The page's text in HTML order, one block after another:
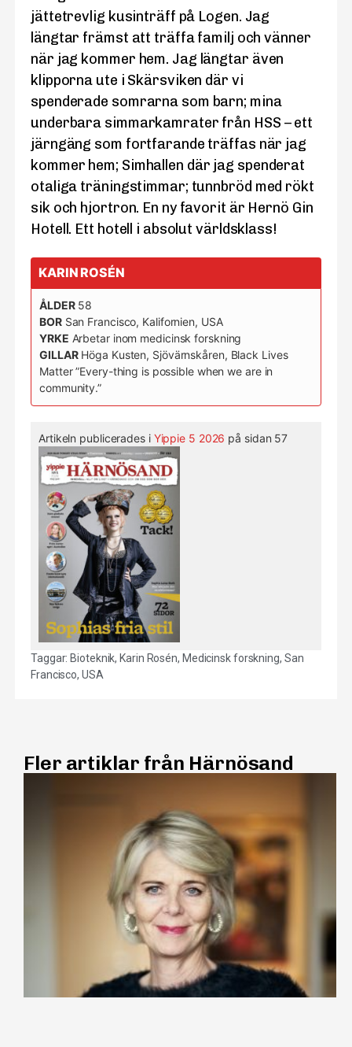
jättetrevlig kusinträff på Logen. Jag
längtar främst att träffa familj och vänner
när jag kommer hem. Jag längtar även
klipporna ute i Skärsviken där vi
spenderade somrarna som barn; mina
underbara simmarkamrater från HSS – ett
järngäng som fortfarande träffas när jag
kommer hem; Simhallen där jag spenderat
otaliga träningstimmar; tunnbröd med rökt
sik och hjortron. En ny favorit är Hernö Gin
Hotell. Ett hotell i absolut världsklass!
KARIN ROSÉN
ÅLDER58
BORSan Francisco, Kalifornien, USA
YRKE Arbetar inom medicinsk forskning
GILLARHöga Kusten, Sjövärnskåren, Black Lives
Matter ”Every-thing is possible when we are in
community.”
Artikeln publicerades i Yippie 5 2026 på sidan 57
Taggar: Bioteknik, Karin Rosén, Medicinsk forskning, San
Francisco, USA
Fler artiklar från Härnösand